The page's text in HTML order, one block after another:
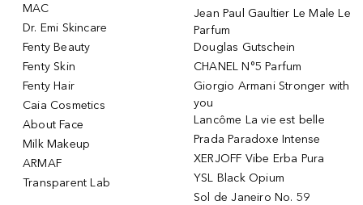
MAC
Dr. Emi Skincare
Fenty Beauty
Fenty Skin
Fenty Hair
Caia Cosmetics
About Face
Milk Makeup
ARMAF
Transparent Lab
Jean Paul Gaultier Le Male Le
Parfum
Douglas Gutschein
CHANEL N°5 Parfum
Giorgio Armani Stronger with
you
Lancôme La vie est belle
Prada Paradoxe Intense
XERJOFF Vibe Erba Pura
YSL Black Opium
Sol de Janeiro No. 59